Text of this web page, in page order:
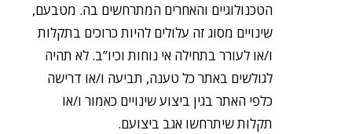
הטכנולוגיים והאחרים המתרחשים בה. מטבעם,
שינויים מסוג זה עלולים להיות כרוכים בתקלות
ו/או לעורר בתחילה אי נוחות וכיו”ב. לא תהיה
לגולשים באתר כל טענה, תביעה ו/או דרישה
כלפי האתר בגין ביצוע שינויים כאמור ו/או
תקלות שיתרחשו אגב ביצועם.